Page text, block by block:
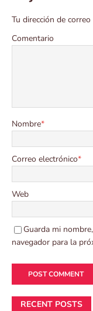
Tu dirección de
Comentario
Nombre*
Correo electrónico*
Web
Guarda mi
navegador para la
RECENT POSTS